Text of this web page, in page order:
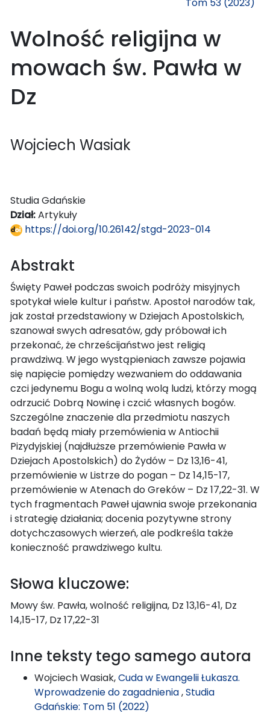
Wolność religijna w
mowach św. Pawła w
Dz
Wojciech Wasiak
Studia Gdańskie
Dział:Artykuły
https://doi.org/10.26142/stgd-2023-014
Abstrakt
Święty Paweł podczas swoich podróży misyjnych
spotykał wiele kultur i państw. Apostoł narodów tak,
jak został przedstawiony w Dziejach Apostolskich,
szanował swych adresatów, gdy próbował ich
przekonać, że chrześcijaństwo jest religią
prawdziwą. W jego wystąpieniach zawsze pojawia
się napięcie pomiędzy wezwaniem do oddawania
czci jedynemu Bogu a wolną wolą ludzi, którzy mogą
odrzucić Dobrą Nowinę i czcić własnych bogów.
Szczególne znaczenie dla przedmiotu naszych
badań będą miały przemówienia w Antiochii
Pizydyjskiej (najdłuższe przemówienie Pawła w
Dziejach Apostolskich) do Żydów – Dz 13,16-41,
przemówienie w Listrze do pogan – Dz 14,15-17,
przemówienie w Atenach do Greków – Dz 17,22-31. W
tych fragmentach Paweł ujawnia swoje przekonania
i strategię działania; docenia pozytywne strony
dotychczasowych wierzeń, ale podkreśla także
konieczność prawdziwego kultu.
Słowa kluczowe:
Mowy św. Pawła, wolność religijna, Dz 13,16-41, Dz
14,15-17, Dz 17,22-31
Inne teksty tego samego autora
Wojciech Wasiak,Cuda w Ewangelii Łukasza.
Wprowadzenie do zagadnienia,Studia
Gdańskie: Tom 51 (2022)